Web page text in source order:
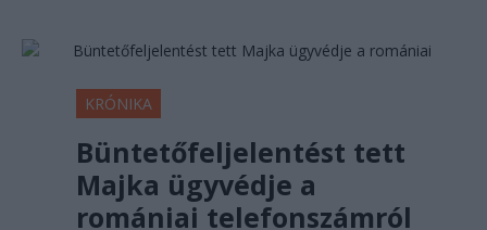
KRÓNIKA
Büntetőfeljelentést tett
Majka ügyvédje a
romániai telefonszámról